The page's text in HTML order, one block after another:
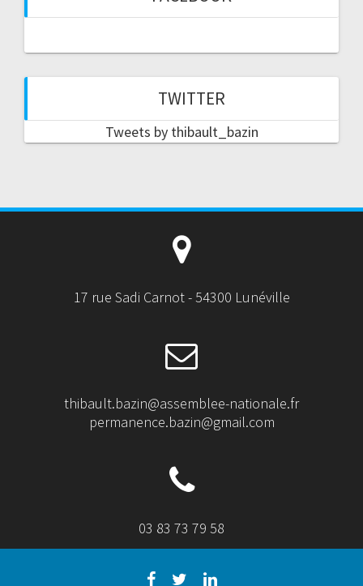
TWITTER
Tweets by thibault_bazin
17 rue Sadi Carnot - 54300 Lunéville
thibault.bazin@assemblee-nationale.fr
permanence.bazin@gmail.com
03 83 73 79 58